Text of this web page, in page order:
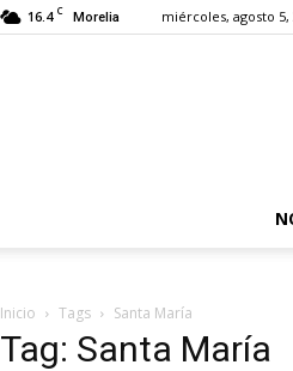
16.4 C Morelia miércoles, agosto 5,
Inicio Tags Santa María
Tag: Santa María